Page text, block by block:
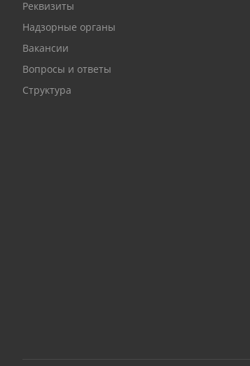
Реквизиты
Надзорные органы
Вакансии
Вопросы и ответы
Структура